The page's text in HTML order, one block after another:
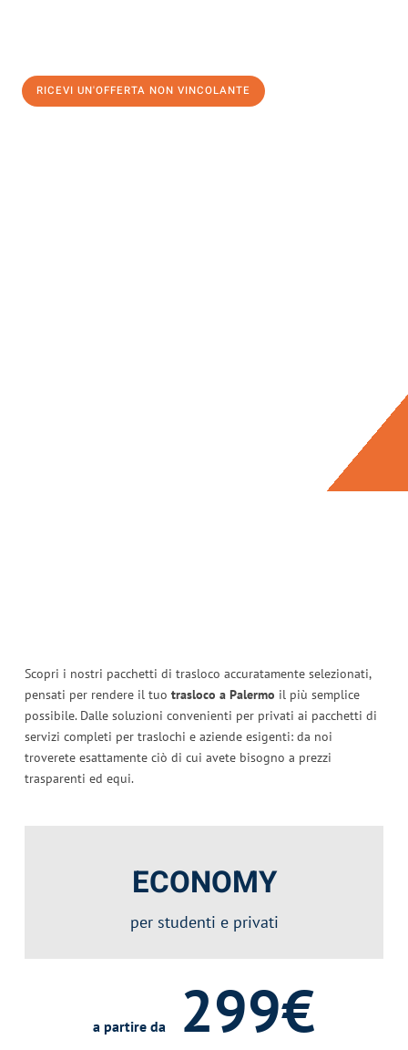
RICEVI UN'OFFERTA NON VINCOLANTE
Scopri i nostri pacchetti di trasloco accuratamente selezionati,
pensati per rendere il tuo trasloco a Palermo il più semplice
possibile. Dalle soluzioni convenienti per privati ai pacchetti di
servizi completi per traslochi e aziende esigenti: da noi
troverete esattamente ciò di cui avete bisogno a prezzi
trasparenti ed equi.
ECONOMY
per studenti e privati
a partire da 299€